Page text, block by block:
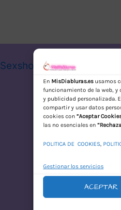
En MisDiabluras.es usamos
funcionamiento de la web, y
y publicidad personalizada.
compartir y usar datos
cookies con “Aceptar
las no esenciales en
POLITICA DE COOKIES,
Gestionar los servicios
ACEPTAR
Online con